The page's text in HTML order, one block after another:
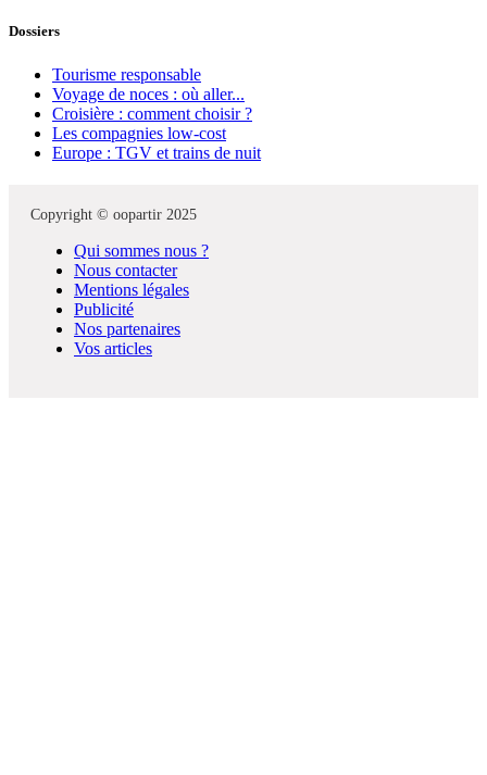
Dossiers
Tourisme responsable
Voyage de noces : où aller...
Croisière : comment choisir ?
Les compagnies low-cost
Europe : TGV et trains de nuit
Copyright © oopartir 2025
Qui sommes nous ?
Nous contacter
Mentions légales
Publicité
Nos partenaires
Vos articles